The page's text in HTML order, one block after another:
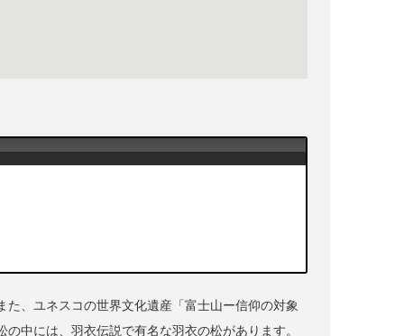
、ユネスコの世界文化遺産「富士山ー信仰の対象
中には、羽衣伝説で有名な羽衣の松があります。